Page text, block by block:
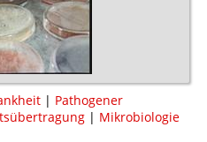
| Pathogener
| Mikrobiologie